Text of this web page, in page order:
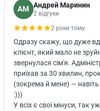
АМ Андрей Маринин
2 відгуки
2 роки тому
Одразу скажу, що дуже
клієнт, який мало не
звернулася сім'я.
приїхав за 30 хвилин,
(зокрема й мене) —
:)))
У всіх є свої мінуси, так